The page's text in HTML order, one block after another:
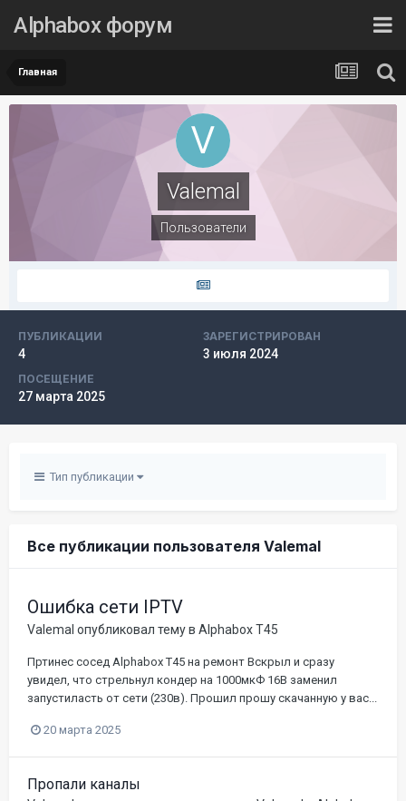
Alphabox форум
Главная
Valemal
Пользователи
ПУБЛИКАЦИИ
4
ЗАРЕГИСТРИРОВАН
3 июля 2024
ПОСЕЩЕНИЕ
27 марта 2025
Тип публикации
Все публикации пользователя Valemal
Ошибка сети IPTV
Valemal опубликовал тему в Alphabox T45
Пртинес сосед Alphabox T45 на ремонт Вскрыл и сразу
увидел, что стрельнул кондер на 1000мкФ 16В заменил
запустиласть от сети (230в). Прошил прошу скачанную у вас...
20 марта 2025
Пропали каналы